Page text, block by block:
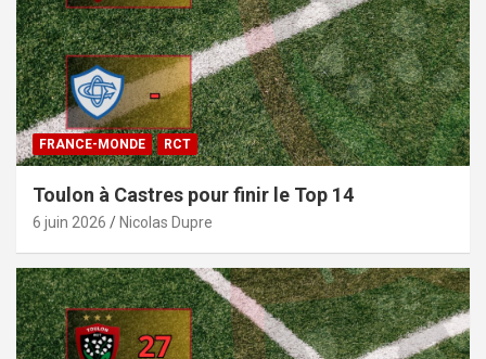
FRANCE-MONDE RCT
Toulon à Castres pour finir le Top 14
6 juin 2026 Nicolas Dupre